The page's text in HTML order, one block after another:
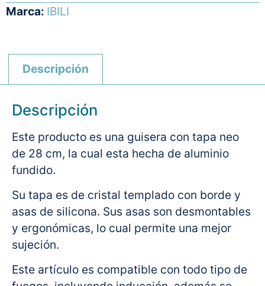
Marca: IBILI
Descripción
Descripción
Este producto es una guisera con tapa neo
de 28 cm, la cual esta hecha de aluminio
fundido.
Su tapa es de cristal templado con borde y
asas de silicona. Sus asas son desmontables
y ergonómicas, lo cual permite una mejor
sujeción.
Este artículo es compatible con todo tipo de